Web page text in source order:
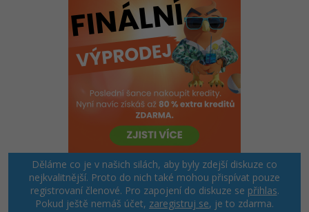
Děláme co je v našich silách, aby byly zdejší diskuze co
nejkvalitnější. Proto do nich také mohou přispívat pouze
registrovaní členové. Pro zapojení do diskuze se přihlas.
Pokud ještě nemáš účet, zaregistruj se, je to zdarma.